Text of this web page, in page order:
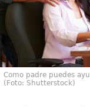
Como padre puedes
(Foto: Shutterstock)